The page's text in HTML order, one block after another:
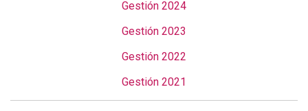
Gestión 2024
Gestión 2023
Gestión 2022
Gestión 2021